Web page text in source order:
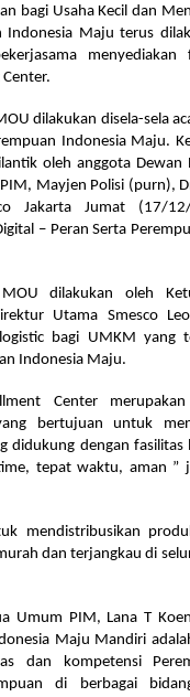
bagi Usaha Kecil dan
Indonesia Maju terus
menyediakan
dilakukan disela-sela
Indonesia Maju.
oleh anggota Dewan
Mayjen Polisi (purn),
Jakarta Jumat (17/
– Peran Serta
MOU dilakukan oleh
Utama Smesco
bagi UMKM yang
Indonesia Maju.
Center
bertujuan untuk
didukung dengan fasilitas
tepat waktu, aman ”
mendistribusikan
dan terjangkau di
Umum PIM, Lana T
Maju Mandiri
dan kompetensi
di berbagai